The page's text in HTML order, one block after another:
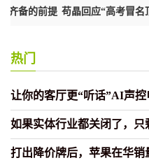
苟晶回应“高考冒名顶替上学问
热门
让你的客厅更“听话”AI声控
如果实体行业都关闭了，只
打出降价牌后，苹果在华销